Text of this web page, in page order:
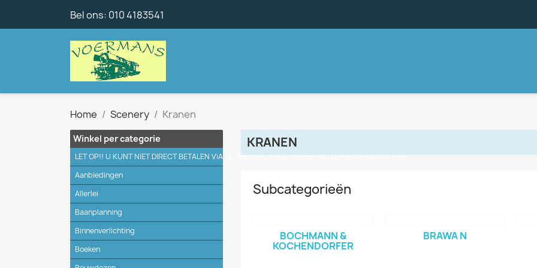
Bel ons: 010 4183541
Home Scenery Kranen
Winkel per categorie
LET OP!! U KUNT NIET DIRECT BETALEN VIA DE WEBSITE, U ONTVANGT ALTIJD EEN MAIL VAN MIJ!
Aanbiedingen
Allerlei
Baanplanning
Binnenverlichting
Boeken
KRANEN
Subcategorieën
BOCHMANN &
KOCHENDORFER
BRAWA N